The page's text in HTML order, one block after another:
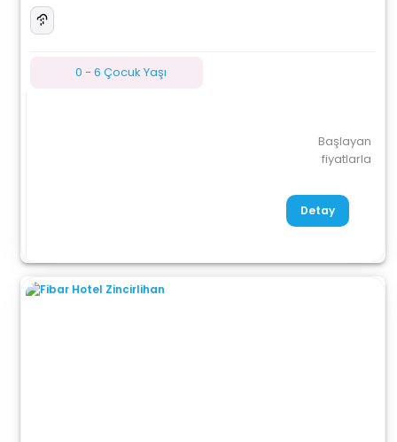
0 - 6 Çocuk Yaşı
Başlayan
fiyatlarla
Detay